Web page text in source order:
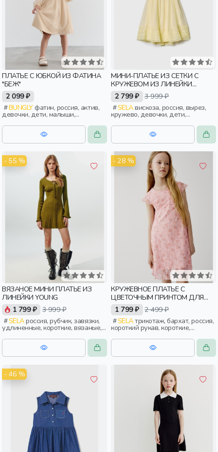
ПЛАТЬЕ С ЮБКОЙ ИЗ ФАТИНА
"БЕЖ"
2 099 ₽
BUNGLYфатин, россия, актив,
девочки, дети, малыши,
МИНИ-ПЛАТЬЕ ИЗ СЕТКИ С
КРУЖЕВОМ ИЗ ЛИНЕЙКИ
YOUNG
2 799 ₽ 3 999 ₽
SELAвискоза, россия, вырез,
кружево, девочки, дети,
старшеклассники
- 55 %
ВЯЗАНОЕ МИНИ ПЛАТЬЕ ИЗ
ЛИНЕЙКИ YOUNG
1 799 ₽ 3 999 ₽
SELAроссия, рубчик, завязки,
удлиненные, короткие, вязаные,
приталенные, вырез, клеш,
девочки, дети, старшеклассники
- 28 %
КРУЖЕВНОЕ ПЛАТЬЕ С
ЦВЕТОЧНЫМ ПРИНТОМ ДЛЯ
ДЕВОЧЕК
1 799 ₽ 2 499 ₽
SELAтрикотаж, бархат, россия,
короткий рукав, короткие,
прилегающие, принт, вырез,
круглый вырез, кружево, бархат,
девочки, дети
- 46 %